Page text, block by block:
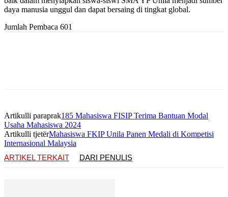
daya manusia unggul dan dapat bersaing di tingkat global.
Jumlah Pembaca 601
Artikulli paraprak185 Mahasiswa FISIP Terima Bantuan Modal
Usaha Mahasiswa 2024
Artikulli tjetërMahasiswa FKIP Unila Panen Medali di Kompetisi
Internasional Malaysia
ARTIKEL TERKAIT
DARI PENULIS